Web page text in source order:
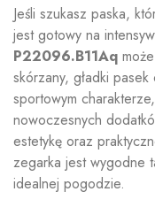
Jeśli szukasz paska,
jest gotowy na
P22096.B11Aq
skórzany, gładki pasek
sportowym
nowoczesnych
estetykę oraz
zegarka jest wygodne
idealnej pogodzie.